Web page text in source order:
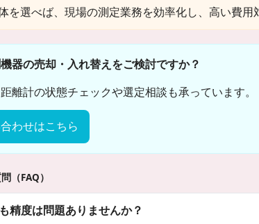
を選べば、現場の測定業務を効率化し、高い費用
器の売却・入れ替えをご検討ですか？
離計の状態チェックや選定相談も承っています。
わせはこちら
（FAQ）
精度は問題ありませんか？